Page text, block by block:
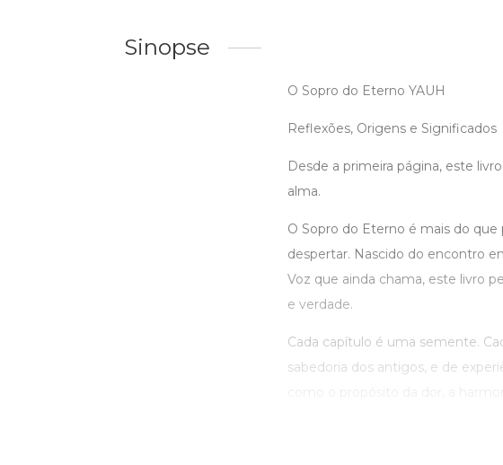
Sinopse
O Sopro do Eterno YAUH
Reflexões, Origens e Significados
Desde a primeira página, este
alma.
O Sopro do Eterno é mais do
despertar. Nascido do encontro
Voz que ainda chama, este livro
e verdade.
Cada capítulo é uma semente.
sabedoria dos antigos, e de